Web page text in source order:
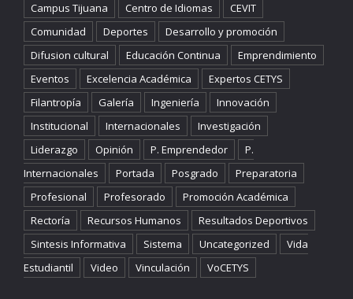
Campus Tijuana
Centro de Idiomas
CEVIT
Comunidad
Deportes
Desarrollo y promoción
Difusion cultural
Educación Continua
Emprendimiento
Eventos
Excelencia Académica
Expertos CETYS
Filantropía
Galería Ingeniería
Innovación
Institucional
Internacionales
Investigación
Liderazgo
Opinión P. Emprendedor
P.
Internacionales
Portada Posgrado
Preparatoria
Profesional
Profesorado
Promoción Académica
Rectoría
Recursos Humanos
Resultados Deportivos
Sintesis Informativa
Sistema Uncategorized
Vida
Estudiantil
Video Vinculación VoCETYS